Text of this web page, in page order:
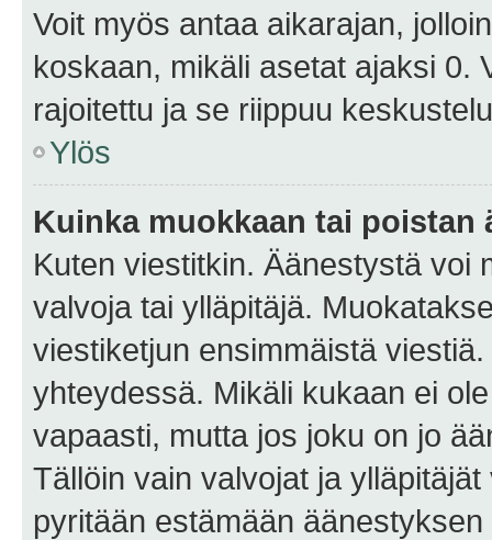
Voit myös antaa aikarajan,
koskaan, mikäli asetat ajaksi 0.
rajoitettu ja se riippuu
Ylös
Kuinka muokkaan tai poistan
Kuten viestitkin. Äänestystä voi
valvoja tai ylläpitäjä.
viestiketjun ensimmäistä
yhteydessä. Mikäli kukaan ei
vapaasti, mutta jos joku on jo
Tällöin vain valvojat ja
pyritään estämään